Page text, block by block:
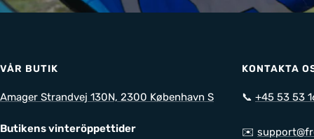
VÅR BUTIK
Amager Strandvej 130N, 2300 København S
Butikens vinteröppettider
KONTAKTA
📞 +45 53 53
✉️